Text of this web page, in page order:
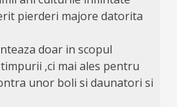
pierderi majore datorita
doar in scopul
,ci mai ales pentru
unor boli si daunatori si